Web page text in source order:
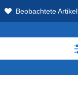
Beobachtete Artikel